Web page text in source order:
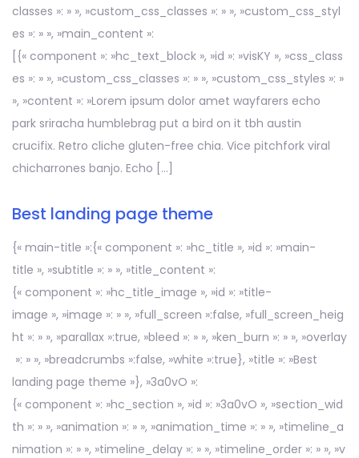
classes »: » », »custom_css_classes »: » », »custom_css_styl
es »: » », »main_content »:
[{« component »: »hc_text_block », »id »: »visKY », »css_class
es »: » », »custom_css_classes »: » », »custom_css_styles »: »
», »content »: »Lorem ipsum dolor amet wayfarers echo
park sriracha humblebrag put a bird on it tbh austin
crucifix. Retro cliche gluten-free chia. Vice pitchfork viral
chicharrones banjo. Echo […]
Best landing page theme
{« main-title »:{« component »: »hc_title », »id »: »main-
title », »subtitle »: » », »title_content »:
{« component »: »hc_title_image », »id »: »title-
image », »image »: » », »full_screen »:false, »full_screen_heig
ht »: » », »parallax »:true, »bleed »: » », »ken_burn »: » », »overlay
»: » », »breadcrumbs »:false, »white »:true}, »title »: »Best
landing page theme »}, »3a0vO »:
{« component »: »hc_section », »id »: »3a0vO », »section_wid
th »: » », »animation »: » », »animation_time »: » », »timeline_a
nimation »: » », »timeline_delay »: » », »timeline_order »: » », »v